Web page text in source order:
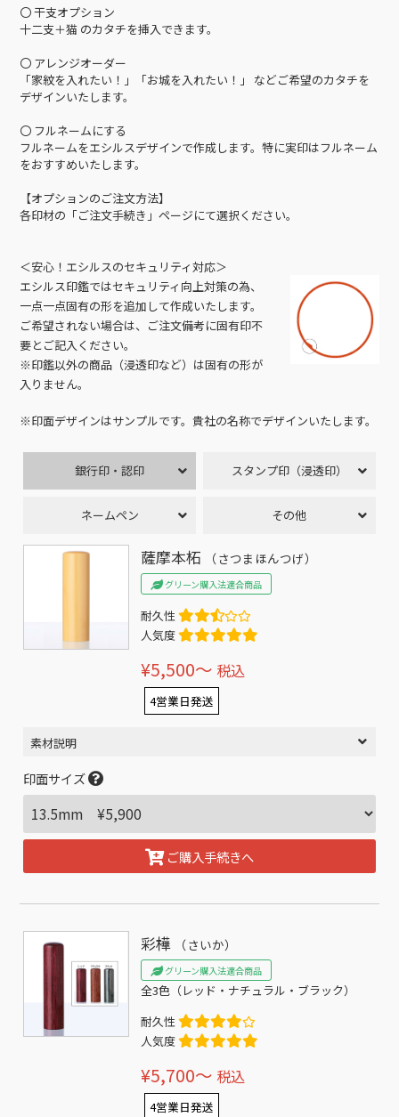
〇 干支オプション
十二支＋猫 のカタチを挿入できます。
〇 アレンジオーダー
「家紋を入れたい！」「お城を入れたい！」 などご希望のカタチを
デザインいたします。
〇 フルネームにする
フルネームをエシルスデザインで作成します。特に実印はフルネーム
をおすすめいたします。
【オプションのご注文方法】
各印材の「ご注文手続き」ページにて選択ください。
＜安心！エシルスのセキュリティ対応＞
エシルス印鑑ではセキュリティ向上対策の為、
一点一点固有の形を追加して作成いたします。
ご希望されない場合は、ご注文備考に固有印不
要とご記入ください。
※印鑑以外の商品（浸透印など）は固有の形が
入りません。
※印面デザインはサンプルです。貴社の名称でデザインいたします。
銀行印・認印 スタンプ印（浸透印）
ネームペン その他
薩摩本柘 （さつまほんつげ）
グリーン購入法適合商品
耐久性
人気度
¥5,500〜 税込
4営業日発送
素材説明
印面サイズ
ご購入手続きへ
彩樺 （さいか）
グリーン購入法適合商品
全3色（レッド・ナチュラル・ブラック）
耐久性
人気度
¥5,700〜 税込
4営業日発送